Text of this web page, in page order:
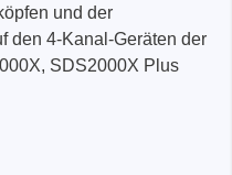
und der
den 4-Kanal-Geräten der
SDS2000X Plus